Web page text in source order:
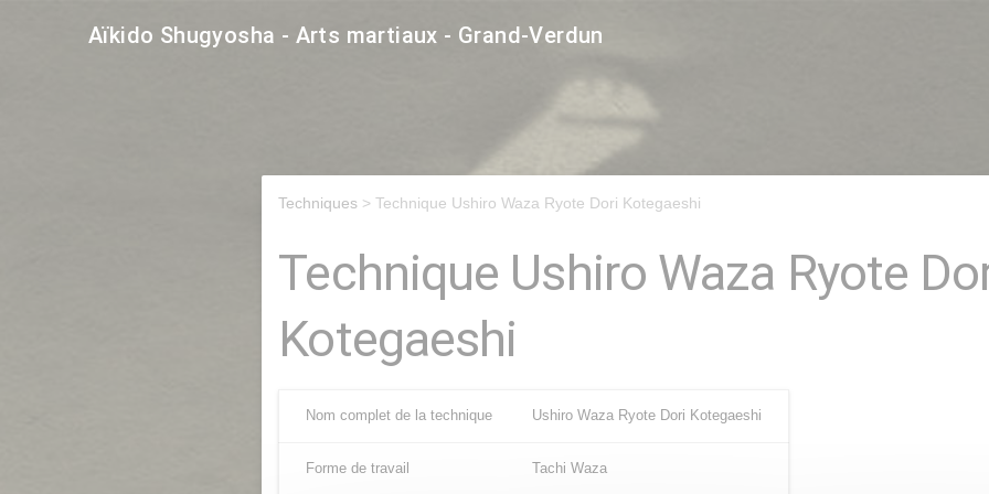
Aïkido Shugyosha - Arts martiaux - Grand-Verdun
Techniques > Technique Ushiro Waza Ryote Dori Kotegaeshi
Technique Ushiro Waza Ryote
Kotegaeshi
Nom complet de la technique Ushiro Waza Ryote Dori Kotegaeshi
Forme de travail Tachi Waza